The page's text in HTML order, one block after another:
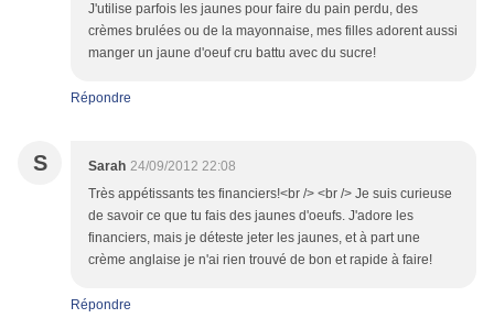
J'utilise parfois les jaunes pour faire du pain perdu, des
crèmes brulées ou de la mayonnaise, mes filles adorent aussi
manger un jaune d'oeuf cru battu avec du sucre!
Répondre
S Sarah 24/09/2012 22:08
Très appétissants tes financiers!<br /> <br /> Je suis curieuse
de savoir ce que tu fais des jaunes d'oeufs. J'adore les
financiers, mais je déteste jeter les jaunes, et à part une
crème anglaise je n'ai rien trouvé de bon et rapide à faire!
Répondre